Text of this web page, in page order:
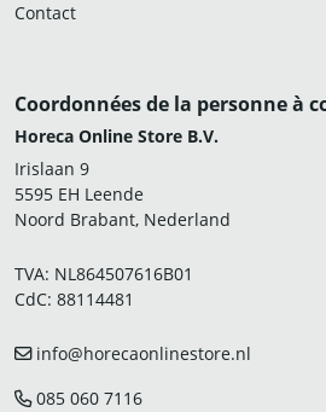
Contact
Coordonnées de la personne à
Horeca Online Store B.V.
Irislaan 9
5595 EH Leende
Noord Brabant, Nederland
TVA: NL864507616B01
CdC: 88114481
info@horecaonlinestore.nl
085 060 7116